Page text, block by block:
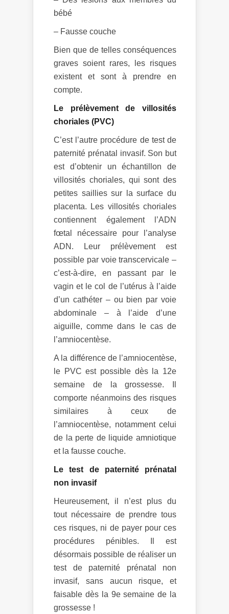
bébé
– Fausse couche
Bien que de telles conséquences
graves soient rares, les risques
existent et sont à prendre en
compte.
Le prélèvement de villosités
choriales (PVC)
C’est l’autre procédure de test de
paternité prénatal invasif. Son but
est d’obtenir un échantillon de
villosités choriales, qui sont des
petites saillies sur la surface du
placenta. Les villosités choriales
contiennent également l’ADN
fœtal nécessaire pour l’analyse
ADN. Leur prélèvement est
possible par voie transcervicale –
c’est-à-dire, en passant par le
vagin et le col de l’utérus à l’aide
d’un cathéter – ou bien par voie
abdominale – à l’aide d’une
aiguille, comme dans le cas de
l’amniocentèse.
A la différence de l’amniocentèse,
le PVC est possible dès la 12e
semaine de la grossesse. Il
comporte néanmoins des risques
similaires à ceux de
l’amniocentèse, notamment celui
de la perte de liquide amniotique
et la fausse couche.
Le test de paternité prénatal
non invasif
Heureusement, il n’est plus du
tout nécessaire de prendre tous
ces risques, ni de payer pour ces
procédures pénibles. Il est
désormais possible de réaliser un
test de paternité prénatal non
invasif, sans aucun risque, et
faisable dès la 9e semaine de la
grossesse !